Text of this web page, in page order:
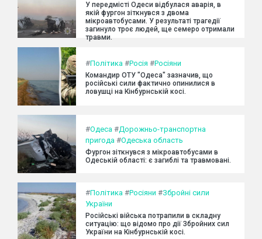
У передмісті Одеси відбулася аварія, в
якій фургон зіткнувся з двома
мікроавтобусами. У результаті трагедії
загинуло троє людей, ще семеро отримали
травми.
#Політика #Росія #Росіяни
Командир ОТУ "Одеса" зазначив, що
російські сили фактично опинилися в
ловушці на Кінбурнській косі.
#Одеса #Дорожньо-транспортна
пригода #Одеська область
Фургон зіткнувся з мікроавтобусами в
Одеській області: є загиблі та травмовані.
#Політика #Росіяни #Збройні сили
України
Російські війська потрапили в складну
ситуацію: що відомо про дії Збройних сил
України на Кінбурнській косі.